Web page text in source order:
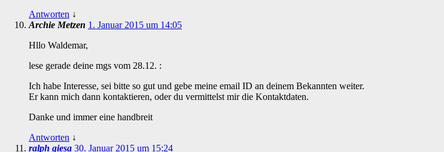
Antworten ↓
Archie Metzen 1. Januar 2015 um 14:05
Hllo Waldemar,
lese gerade deine mgs vom 28.12. :
Ich habe Interesse, sei bitte so gut und gebe meine email ID an deinem Bekannten weiter.
Er kann mich dann kontaktieren, oder du vermittelst mir die Kontaktdaten.
Danke und immer eine handbreit
Antworten ↓
ralph giesa 30. Januar 2015 um 15:24